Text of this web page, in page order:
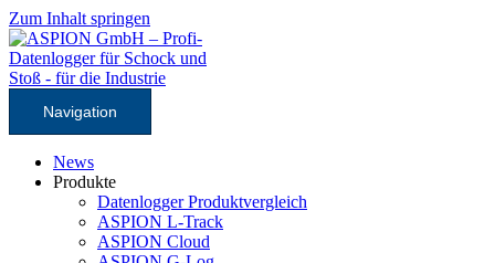
Zum Inhalt springen
Navigation
News
Produkte
Datenlogger Produktvergleich
ASPION L-Track
ASPION Cloud